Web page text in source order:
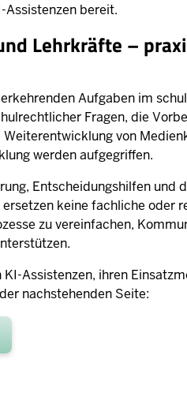
bereit.
Lehrkräfte –
Aufgaben im
Fragen, die
von
werden aufgegriffen.
Entscheidungshilfen und
keine fachliche oder
zu vereinfachen,
Assistenzen, ihren
nachstehenden Seite: